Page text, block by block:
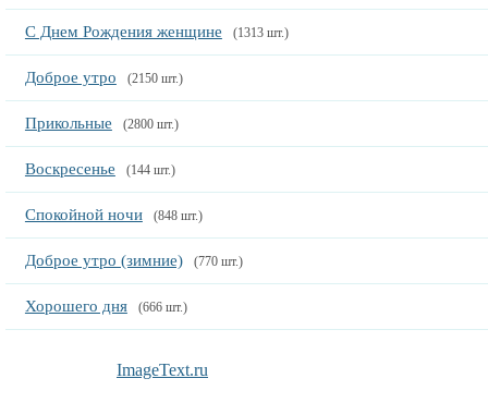
С Днем Рождения женщине (1313 шт.)
Доброе утро (2150 шт.)
Прикольные (2800 шт.)
Воскресенье (144 шт.)
Спокойной ночи (848 шт.)
Доброе утро (зимние) (770 шт.)
Хорошего дня (666 шт.)
ImageText.ru